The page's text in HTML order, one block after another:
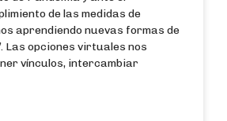
de las medidas de
aprendiendo nuevas formas de
Las opciones virtuales nos
vínculos, intercambiar